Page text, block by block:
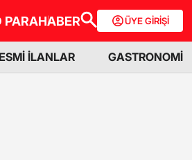
PARAHABER ÜYE GİRİŞİ
İLANLAR GASTRONOMİ